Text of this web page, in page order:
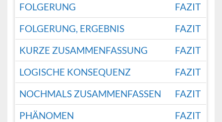
FOLGERUNG
FAZIT
FOLGERUNG, ERGEBNIS
FAZIT
KURZE ZUSAMMENFASSUNG
FAZIT
LOGISCHE KONSEQUENZ
FAZIT
NOCHMALS ZUSAMMENFASSEN
FAZIT
PHÄNOMEN
FAZIT